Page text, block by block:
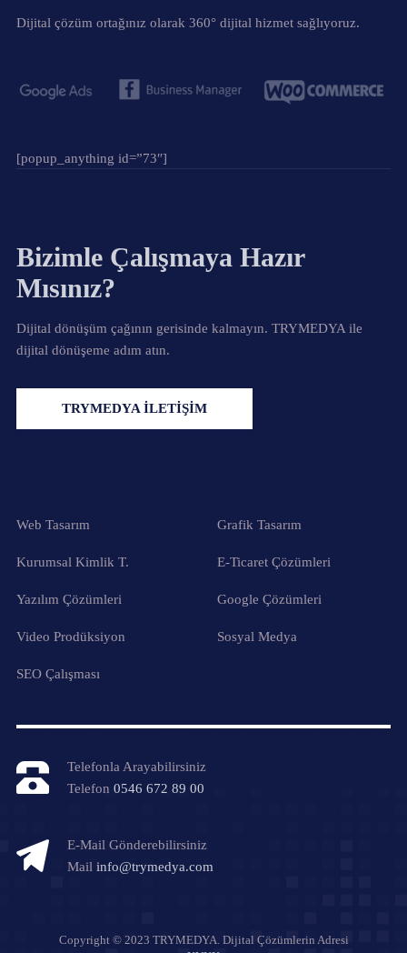
Dijital çözüm ortağınız olarak 360° dijital hizmet sağlıyoruz.
[popup_anything id=”73″]
Bizimle Çalışmaya Hazır
Mısınız?
Dijital dönüşüm çağının gerisinde kalmayın. TRYMEDYA ile
dijital dönüşeme adım atın.
TRYMEDYA İLETİŞİM
Web Tasarım Grafik Tasarım
Kurumsal Kimlik T. E-Ticaret Çözümleri
Yazılım Çözümleri Google Çözümleri
Video Prodüksiyon Sosyal Medya
SEO Çalışması
Telefonla Arayabilirsiniz
Telefon 0546 672 89 00
E-Mail Gönderebilirsiniz
Mail info@trymedya.com
Copyright © 2023 TRYMEDYA. Dijital Çözümlerin Adresi